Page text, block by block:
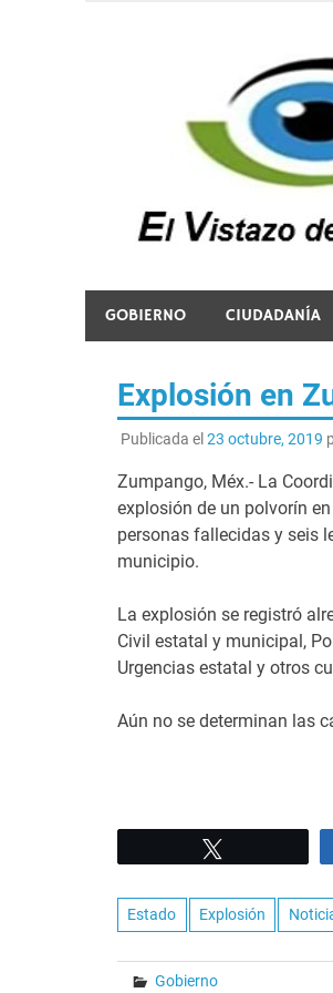
GOBIERNO CIUDADANÍA
Explosión en
Publicada el23 octubre, 2019
Zumpango, Méx.- La
explosión de un polvorín
personas fallecidas y seis
municipio.
La explosión se registró
Civil estatal y municipal,
Urgencias estatal y otros
Aún no se determinan las
Estado Explosión
Gobierno